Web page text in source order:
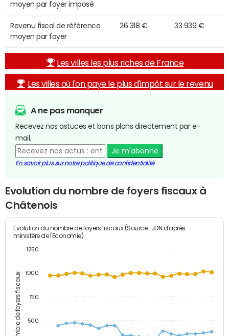
moyen par foyer imposé
Revenu fiscal de référence
moyen par foyer
26 318 € 33 939 €
Les villes les plus riches de France
Les villes où l'on paye le plus d'impôt sur le revenu
A ne pas manquer
Recevez nos astuces et bons plans directement par e-
mail.
Je m'abonne
En savoir plus sur notre politique de confidentialité
Evolution du nombre de foyers fiscaux à
Châtenois
Nombre de foyers fiscaux
Evolution du nombre de foyers fiscaux (Source : JDN d'après
ministère de l'Economie)
500
750
1000
1250